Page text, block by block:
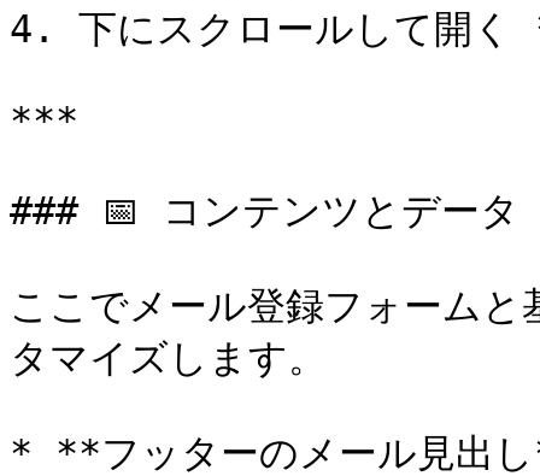
4. 下にスクロールして開
***
### 📅 コンテンツとデータ
ここでメール登録フォーム
タマイズします。
* **フッターのメール見出